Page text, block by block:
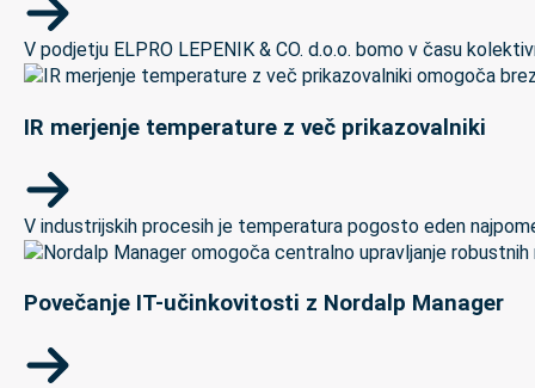
V podjetju ELPRO LEPENIK & CO. d.o.o. bomo v času
IR merjenje temperature z več prikazovalniki
V industrijskih procesih je temperatura pogosto eden
Povečanje IT-učinkovitosti z Nordalp Manager